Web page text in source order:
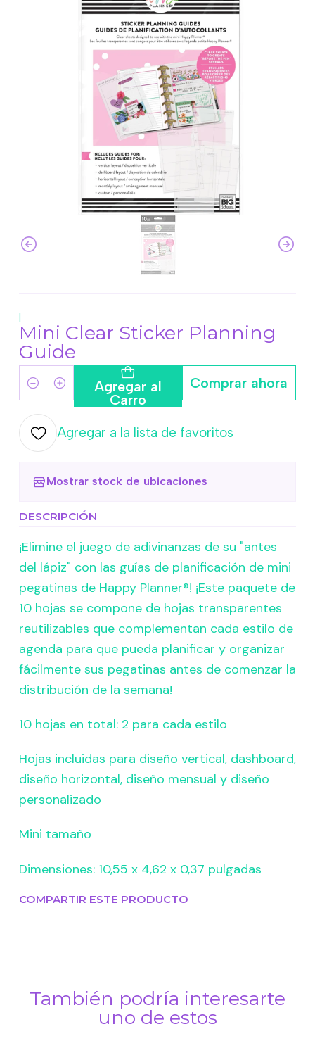
|
Mini Clear Sticker Planning
Guide
Cantidad Agregar al
Carro
Comprar ahora
Agregar a la lista de favoritos
Mostrar stock de ubicaciones
DESCRIPCIÓN
¡Elimine el juego de adivinanzas de su "antes
del lápiz" con las guías de planificación de mini
pegatinas de Happy Planner®! ¡Este paquete de
10 hojas se compone de hojas transparentes
reutilizables que complementan cada estilo de
agenda para que pueda planificar y organizar
fácilmente sus pegatinas antes de comenzar la
distribución de la semana!
10 hojas en total: 2 para cada estilo
Hojas incluidas para diseño vertical, dashboard,
diseño horizontal, diseño mensual y diseño
personalizado
Mini tamaño
Dimensiones: 10,55 x 4,62 x 0,37 pulgadas
COMPARTIR ESTE PRODUCTO
También podría interesarte
uno de estos